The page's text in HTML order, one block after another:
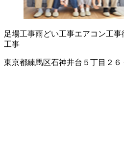
足場工事雨どい工事エアコン工事
工事
東京都練馬区石神井台５丁目２６